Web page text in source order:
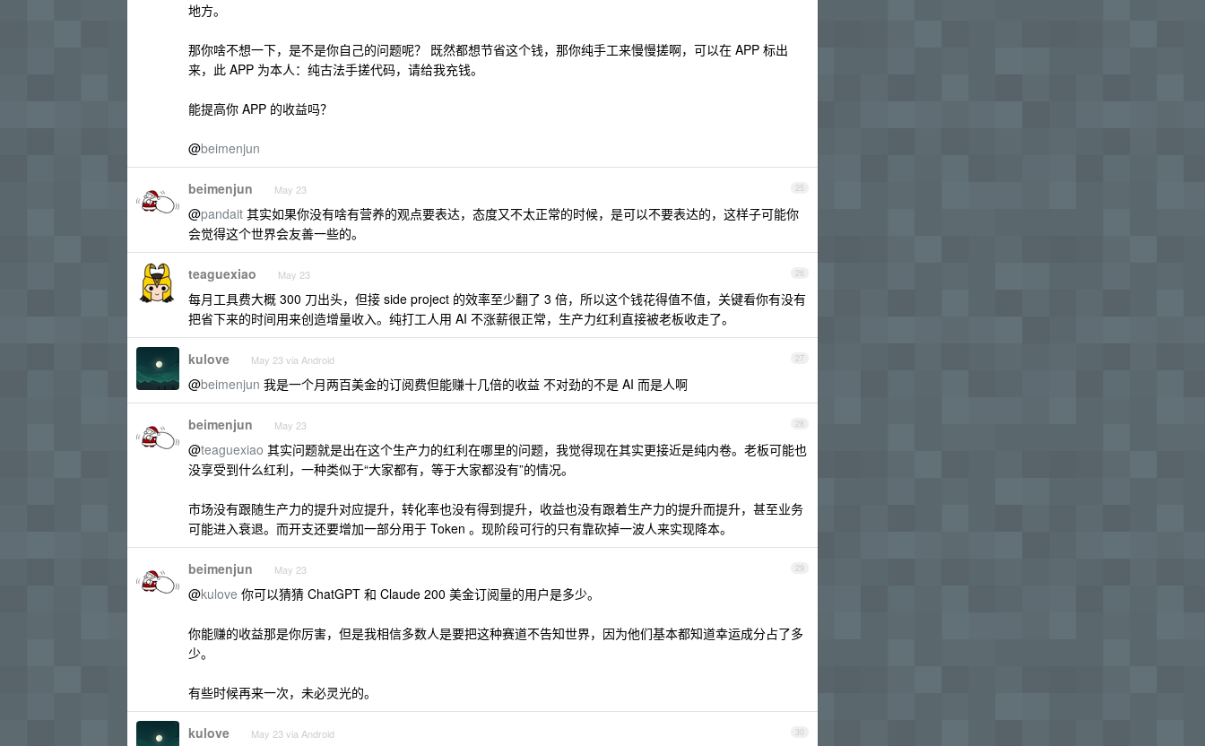
地方。
那你啥不想一下，是不是你自己的问题呢？ 既然都想节省这个钱，那你纯手工来慢慢搓啊，可以在 APP 标出
来，此 APP 为本人：纯古法手搓代码，请给我充钱。
能提高你 APP 的收益吗？
@beimenjun
25
beimenjun May 23
@pandait 其实如果你没有啥有营养的观点要表达，态度又不太正常的时候，是可以不要表达的，这样子可能你
会觉得这个世界会友善一些的。
26
teaguexiao May 23
每月工具费大概 300 刀出头，但接 side project 的效率至少翻了 3 倍，所以这个钱花得值不值，关键看你有没有
把省下来的时间用来创造增量收入。纯打工人用 AI 不涨薪很正常，生产力红利直接被老板收走了。
27
kulove May 23 via Android
@beimenjun 我是一个月两百美金的订阅费但能赚十几倍的收益 不对劲的不是 AI 而是人啊
28
beimenjun May 23
@teaguexiao 其实问题就是出在这个生产力的红利在哪里的问题，我觉得现在其实更接近是纯内卷。老板可能也
没享受到什么红利，一种类似于“大家都有，等于大家都没有”的情况。
市场没有跟随生产力的提升对应提升，转化率也没有得到提升，收益也没有跟着生产力的提升而提升，甚至业务
可能进入衰退。而开支还要增加一部分用于 Token 。现阶段可行的只有靠砍掉一波人来实现降本。
29
beimenjun May 23
@kulove 你可以猜猜 ChatGPT 和 Claude 200 美金订阅量的用户是多少。
你能赚的收益那是你厉害，但是我相信多数人是要把这种赛道不告知世界，因为他们基本都知道幸运成分占了多
少。
有些时候再来一次，未必灵光的。
30
kulove May 23 via Android